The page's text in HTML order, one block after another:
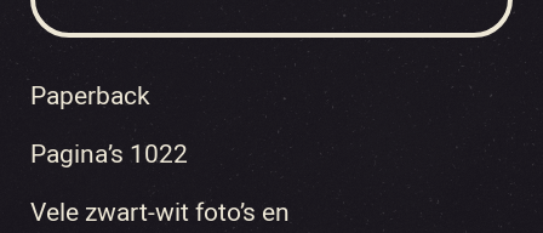
Paperback
Pagina’s 1022
Vele zwart-wit foto’s en